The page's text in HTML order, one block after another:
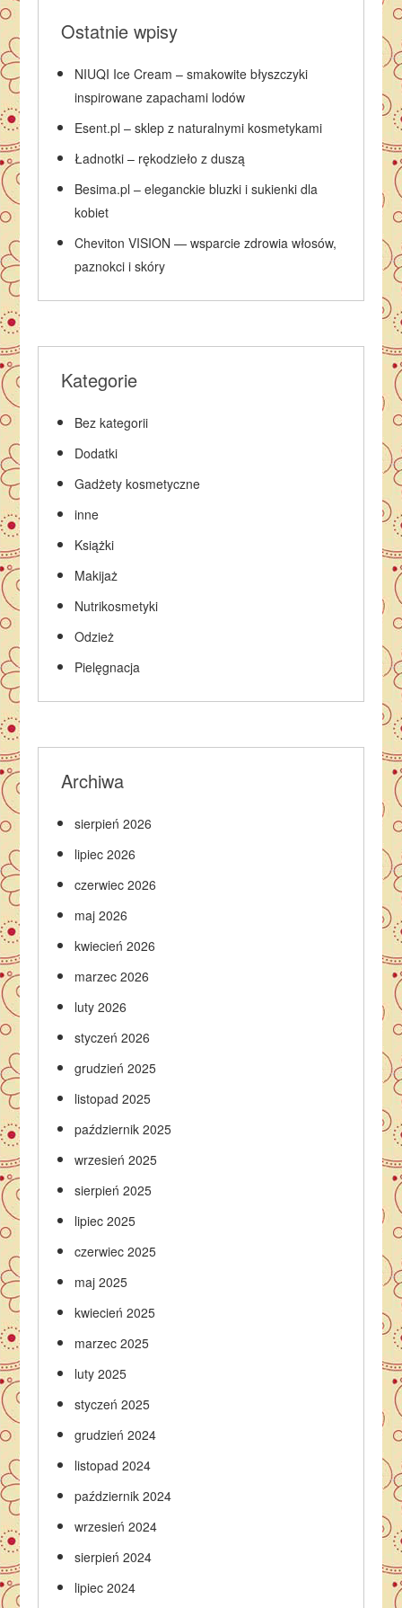
Ostatnie wpisy
NIUQI Ice Cream – smakowite błyszczyki
inspirowane zapachami lodów
Esent.pl – sklep z naturalnymi kosmetykami
Ładnotki – rękodzieło z duszą
Besima.pl – eleganckie bluzki i sukienki dla
kobiet
Cheviton VISION — wsparcie zdrowia włosów,
paznokci i skóry
Kategorie
Bez kategorii
Dodatki
Gadżety kosmetyczne
inne
Książki
Makijaż
Nutrikosmetyki
Odzież
Pielęgnacja
Archiwa
sierpień 2026
lipiec 2026
czerwiec 2026
maj 2026
kwiecień 2026
marzec 2026
luty 2026
styczeń 2026
grudzień 2025
listopad 2025
październik 2025
wrzesień 2025
sierpień 2025
lipiec 2025
czerwiec 2025
maj 2025
kwiecień 2025
marzec 2025
luty 2025
styczeń 2025
grudzień 2024
listopad 2024
październik 2024
wrzesień 2024
sierpień 2024
lipiec 2024